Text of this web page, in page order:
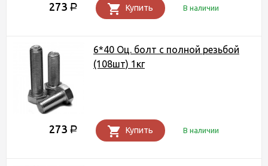
273 Р Купить В наличии
6*40 Оц. болт с полной резьбой
(108шт) 1кг
273 Р Купить В наличии